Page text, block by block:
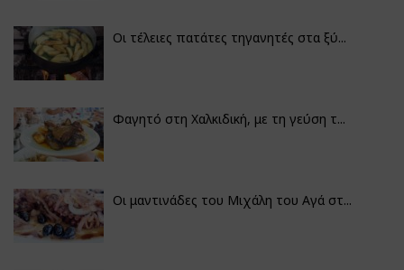
Οι τέλειες πατάτες τηγανητές στα ξύ...
Φαγητό στη Χαλκιδική, με τη γεύση τ...
Οι μαντινάδες του Μιχάλη του Αγά στ...